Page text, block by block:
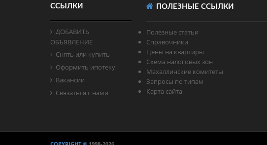
ССЫЛКИ
ДОБАВИТЬ
ОБЪЯВЛЕНИЕ
Снять или купить
Оформить ипотеку
Вакансии
Связаться с нами
ПОЛЕЗНЫЕ ССЫЛКИ
Полезные статьи
Справочники
Цены на квартиры
Схема налоговых зон
Махаллинские комитеты
Запросы по типам
Карта сайта